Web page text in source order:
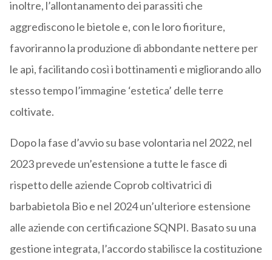
inoltre, l’allontanamento dei parassiti che
aggrediscono le bietole e, con le loro fioriture,
favoriranno la produzione di abbondante nettere per
le api, facilitando così i bottinamenti e migliorando allo
stesso tempo l’immagine ‘estetica’ delle terre
coltivate.
Dopo la fase d’avvio su base volontaria nel 2022, nel
2023 prevede un’estensione a tutte le fasce di
rispetto delle aziende Coprob coltivatrici di
barbabietola Bio e nel 2024 un’ulteriore estensione
alle aziende con certificazione SQNPI. Basato su una
gestione integrata, l’accordo stabilisce la costituzione